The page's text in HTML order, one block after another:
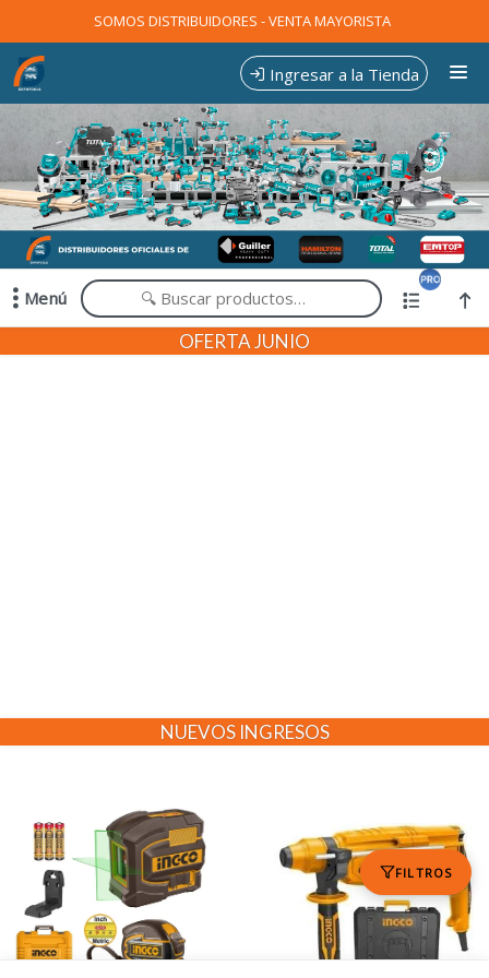
SOMOS DISTRIBUIDORES - VENTA MAYORISTA
Ingresar a la Tienda
CÓMO COMPRAR
CONTACTO
Menú
Comprá online productos de en EXPOTOOLS
FILTROS
OFERTA JUNIO
NUEVOS INGRESOS